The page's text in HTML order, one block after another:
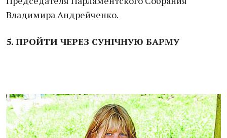
Владимира Андрейченко.
5. ПРОЙТИ ЧЕРЕЗ СУНІЧНУЮ БАРМУ